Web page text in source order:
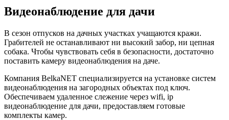
Видеонаблюдение для дачи
В сезон отпусков на дачных участках учащаются кражи.
Грабителей не останавливают ни высокий забор, ни цепная
собака. Чтобы чувствовать себя в безопасности, достаточно
поставить камеру видеонаблюдения на даче.
Компания BelkaNET специализируется на установке систем
видеонаблюдения на загородных объектах под ключ.
Обеспечиваем удаленное слежение через wifi, ip
видеонаблюдение для дачи, предоставляем готовые
комплекты камер.